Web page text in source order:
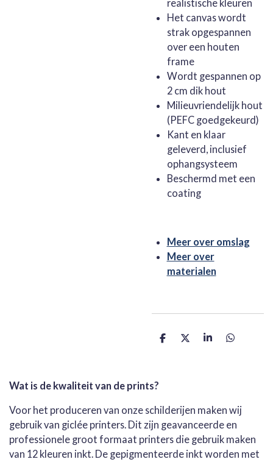
realistische kleuren
Het canvas wordt
strak opgespannen
over een houten
frame
Wordt gespannen op
2 cm dik hout
Milieuvriendelijk hout
(PEFC goedgekeurd)
Kant en klaar
geleverd, inclusief
ophangsysteem
Beschermd met een
coating
Meer over omslag
Meer over
materialen
D
D
S
D
Wat is de kwaliteit van de prints?
Voor het produceren van onze schilderijen maken wij
gebruik van giclée printers. Dit zijn geavanceerde en
professionele groot formaat printers die gebruik maken
van 12 kleuren inkt. De gepigmenteerde inkt worden met